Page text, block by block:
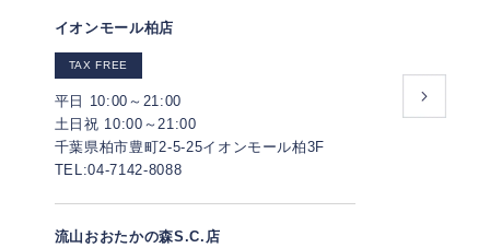
イオンモール柏店
TAX FREE
平日 10:00～21:00
土日祝 10:00～21:00
千葉県柏市豊町2-5-25イオンモール柏3F
TEL:04-7142-8088
流山おおたかの森S.C.店